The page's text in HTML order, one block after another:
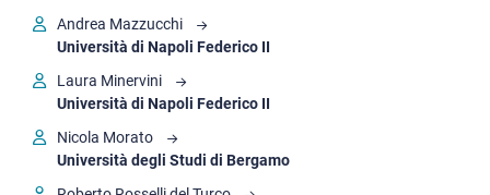
Andrea Mazzucchi
Università di Napoli Federico II
Laura Minervini
Università di Napoli Federico II
Nicola Morato
Università degli Studi di Bergamo